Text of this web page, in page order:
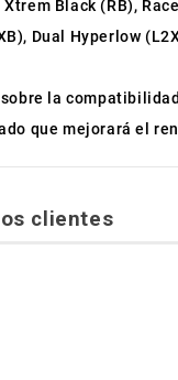
Black (RB),
Dual Hyperlow
la
que mejorará el
clientes